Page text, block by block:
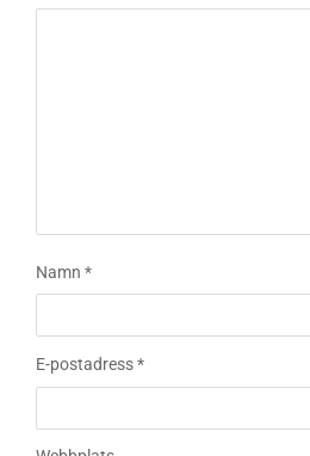
Namn *
E-postadress*